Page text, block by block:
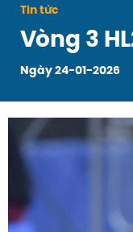
Tin tức
Vòng 3
Ngày 24-01-2026